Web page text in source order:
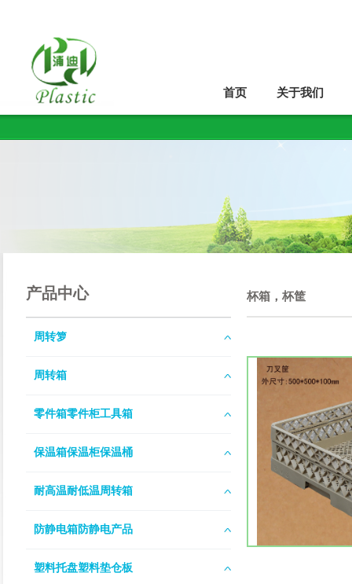
关于我们
首页
产品中心
周转箩
周转箱
零件箱零件柜工具箱
保温箱保温柜保温桶
耐高温耐低温周转箱
防静电箱防静电产品
塑料托盘塑料垫仓板
杯箱，杯筐